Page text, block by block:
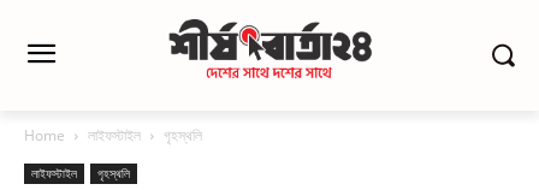
Home লাইফস্টাইল গৃহস্থলি
লাইফস্টাইল গৃহস্থলি